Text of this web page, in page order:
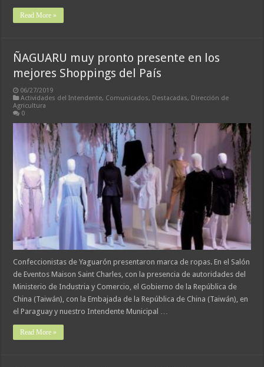
Read More »
ÑAGUARU muy pronto presente en los
mejores Shoppings del País
06/27/2019
Actividades del Intendente, Comunicados, Destacadas, Dirección de
Agricultura
0
Confeccionistas de Yaguarón presentaron marca de ropas. En el Salón
de Eventos Maison Saint Charles, con la presencia de autoridades del
Ministerio de Industria y Comercio, el Gobierno de la República de
China (Taiwán), con la Embajada de la República de China (Taiwán), en
el Paraguay y nuestro Intendente Municipal …
Read More »